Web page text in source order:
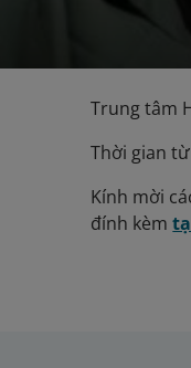
Trung tâm
Thời gian
Kính mời
đính kèm